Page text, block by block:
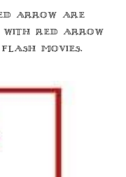
arrow are
with red arrow
movies.